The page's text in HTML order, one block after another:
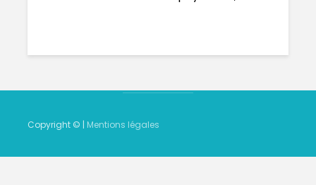
Copyright © | Mentions légales